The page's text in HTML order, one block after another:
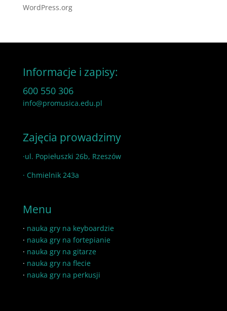
WordPress.org
Informacje i zapisy:
600 550 306
info@promusica.edu.pl
Zajęcia prowadzimy
·ul. Popiełuszki 26b, Rzeszów
· Chmielnik 243a
Menu
· nauka gry na keyboardzie
· nauka gry na fortepianie
· nauka gry na gitarze
· nauka gry na flecie
· nauka gry na perkusji